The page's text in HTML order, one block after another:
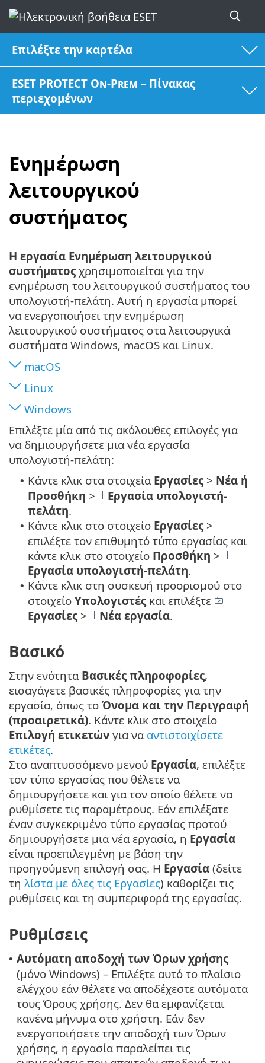
Επιλέξτε την καρτέλα
ESET PROTECT On-Prem – Πίνακας
περιεχομένων
Ενημέρωση
λειτουργικού
συστήματος
Η εργασία Ενημέρωση λειτουργικού
συστήματος χρησιμοποιείται για την
ενημέρωση του λειτουργικού συστήματος του
υπολογιστή-πελάτη. Αυτή η εργασία μπορεί
να ενεργοποιήσει την ενημέρωση
λειτουργικού συστήματος στα λειτουργικά
συστήματα Windows, macOS και Linux.
macOS
Linux
Windows
Επιλέξτε μία από τις ακόλουθες επιλογές για
να δημιουργήσετε μια νέα εργασία
υπολογιστή-πελάτη:
• Κάντε κλικ στα στοιχεία Εργασίες > Νέα ή
Προσθήκη >
Εργασία υπολογιστή-
πελάτη.
• Κάντε κλικ στο στοιχείο Εργασίες >
επιλέξτε τον επιθυμητό τύπο εργασίας και
κάντε κλικ στο στοιχείο Προσθήκη >
Εργασία υπολογιστή-πελάτη.
• Κάντε κλικ στη συσκευή προορισμού στο
στοιχείο Υπολογιστές και επιλέξτε
Εργασίες > Νέα εργασία.
Βασικό
Στην ενότητα Βασικές πληροφορίες,
εισαγάγετε βασικές πληροφορίες για την
εργασία, όπως το Όνομα και την Περιγραφή
(προαιρετικά). Κάντε κλικ στο στοιχείο
Επιλογή ετικετών για να αντιστοιχίσετε
ετικέτες.
Στο αναπτυσσόμενο μενού Εργασία, επιλέξτε
τον τύπο εργασίας που θέλετε να
δημιουργήσετε και για τον οποίο θέλετε να
ρυθμίσετε τις παραμέτρους. Εάν επιλέξατε
έναν συγκεκριμένο τύπο εργασίας προτού
δημιουργήσετε μια νέα εργασία, η Εργασία
είναι προεπιλεγμένη με βάση την
προηγούμενη επιλογή σας. Η Εργασία (δείτε
τη λίστα με όλες τις Εργασίες) καθορίζει τις
ρυθμίσεις και τη συμπεριφορά της εργασίας.
Ρυθμίσεις
• Αυτόματη αποδοχή των Όρων χρήσης
(μόνο Windows) – Επιλέξτε αυτό το πλαίσιο
ελέγχου εάν θέλετε να αποδέχεστε αυτόματα
τους Όρους χρήσης. Δεν θα εμφανίζεται
κανένα μήνυμα στο χρήστη. Εάν δεν
ενεργοποιήσετε την αποδοχή των Όρων
χρήσης, η εργασία παραλείπει τις